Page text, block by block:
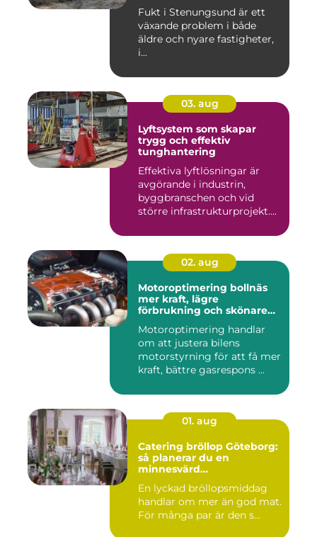
Fukt i Stenungsund är ett
växande problem i både
äldre och nyare fastigheter,
i...
03. aug
Lyftsystem som skapar
trygg och effektiv
tunghantering
Effektiva lyftlösningar är
avgörande i industrin,
byggbranschen och vid
större infrastrukturprojekt....
02. aug
Motoroptimering bollnäs
mer kraft, lägre
förbrukning och skönare
Motoroptimering handlar
om att justera bilens
motorstyrning för att få mer
kraft, bättre gasrespons ...
01. aug
Catering bröllop Göteborg:
så planerar du en
minnesvärd
En lyckad bröllopsmiddag
handlar om mer än god mat.
För många par är den s...